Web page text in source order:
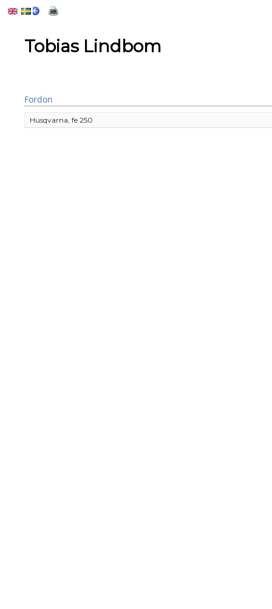
Tobias Lindbom
Fordon
Husqvarna, fe 250